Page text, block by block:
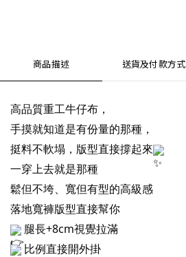
商品描述 送貨及付款方式
高品質重工牛仔布，
手摸就知道是有份量的那種，
挺料不軟塌，版型直接撐起來
一穿上去就是那種
鬆但不垮、寬但有型的高級感
落地寬褲版型直接幫你
腿長+8cm視覺拉滿
比例直接開外掛